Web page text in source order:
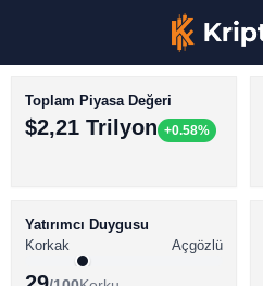
BİTCOİN HABERLERİ
ALTCOİN HABERLERİ
Toplam Piyasa Değeri
$2,21 Trilyon +0.58%
Yatırımcı Duygusu
Korkak
Açgözlü